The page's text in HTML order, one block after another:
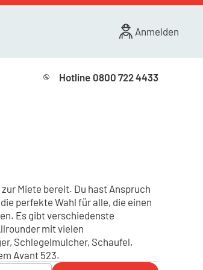
Anmelden
Hotline 0800 722 4433
Miete bereit. Du hast Anspruch
perfekte Wahl für alle, die einen
Es gibt verschiedenste
mit vielen
Schlegelmulcher, Schaufel,
Avant 523.